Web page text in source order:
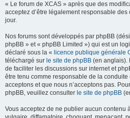
« Le forum de XCAS » après que des
acceptez d’être légalement responsable
jour.
Nos forums sont développés par phpBB
phpBB » et « phpBB Limited ») qui est un
déclaré sous la « licence publique générale
téléchargé sur le site de phpBB (en anglais).
de faciliter les discussions sur internet et
être tenu comme responsable de la
acceptons et que nous n’acceptons pas.
phpBB, veuillez consulter le site de phpBB
Vous acceptez de ne publier aucun contenu